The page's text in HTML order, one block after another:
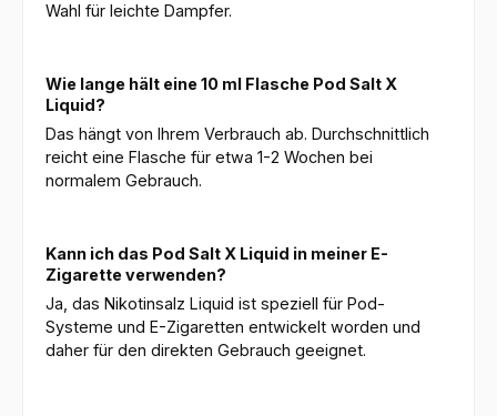
Wahl für leichte Dampfer.
Wie lange hält eine 10 ml Flasche Pod Salt X
Liquid?
Das hängt von Ihrem Verbrauch ab. Durchschnittlich
reicht eine Flasche für etwa 1-2 Wochen bei
normalem Gebrauch.
Kann ich das Pod Salt X Liquid in meiner E-
Zigarette verwenden?
Ja, das Nikotinsalz Liquid ist speziell für Pod-
Systeme und E-Zigaretten entwickelt worden und
daher für den direkten Gebrauch geeignet.